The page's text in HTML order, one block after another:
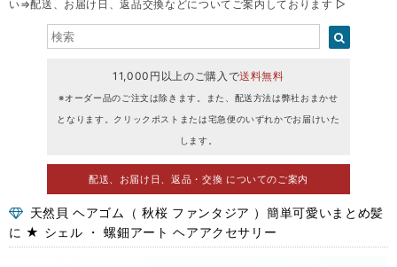
い⇒配送、お届け日、返品交換などについてご案内しております ▷
11,000円以上のご購入で送料無料
※オーダー品のご注文は除きます。また、配送方法は弊社おまかせ
となります。クリックポストまたは宅急便のいずれかでお届けいた
します。
配送、お届け日、返品・交換 についてのご案内
天然貝 ヘアゴム（ 秋桜 ファンタジア ）簡単可愛いまとめ髪
に ★ シェル ・ 螺鈿アート ヘアアクセサリー